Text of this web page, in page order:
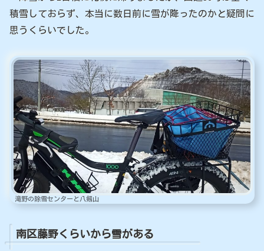
積雪しておらず、本当に数日前に雪が降ったのかと疑問に
思うくらいでした。
滝野の除雪センターと八剱山
南区藤野くらいから雪がある